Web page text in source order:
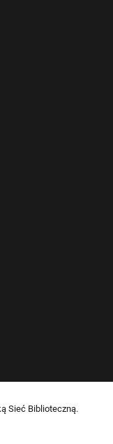
Sieć Biblioteczną.